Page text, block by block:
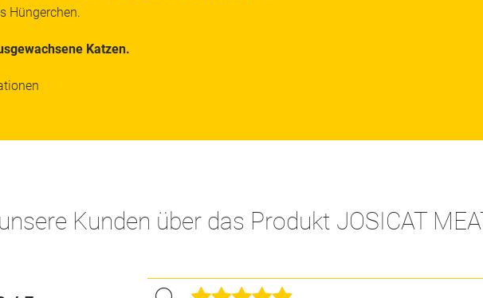
Hüngerchen.
Katzen.
Kunden über das Produkt JOSICAT